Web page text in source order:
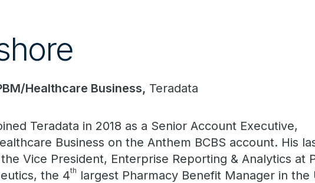
Healthcare Business, Teradata
Teradata in 2018 as a Senior Account Executive,
Business on the Anthem BCBS account. His
Vice President, Enterprise Reporting & Analytics at
the 4th largest Pharmacy Benefit Manager in the